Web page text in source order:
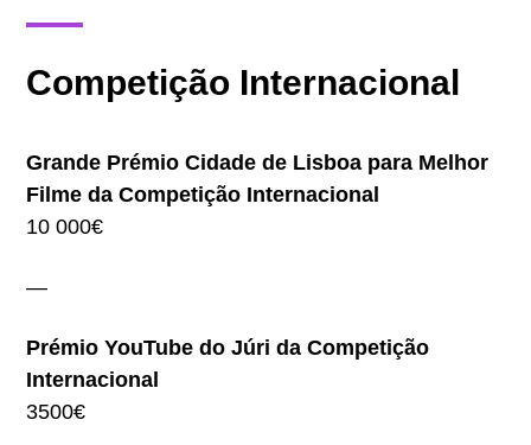
Competição Internacional
Grande Prémio Cidade de Lisboa para Melhor
Filme da Competição Internacional
10 000€
—
Prémio YouTube do Júri da Competição
Internacional
3500€